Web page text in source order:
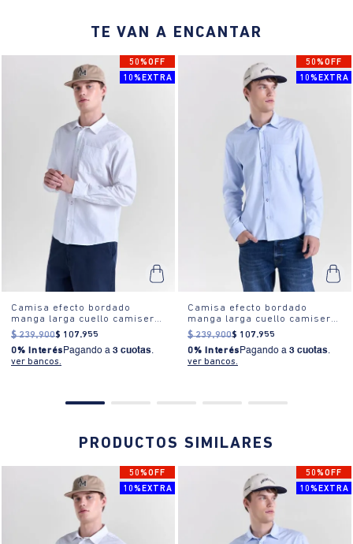
TE VAN A ENCANTAR
50%OFF
10%EXTRA
Camisa efecto bordado
manga larga cuello camisero
para hombre
$ 239.900$ 107.955
0% Interés Pagando a 3 cuotas.
ver bancos.
50%OFF
10%EXTRA
Camisa efecto bordado
manga larga cuello camisero
para hombre
$ 239.900$ 107.955
0% Interés Pagando a 3 cuotas.
ver bancos.
PRODUCTOS SIMILARES
50%OFF
10%EXTRA
50%OFF
10%EXTRA